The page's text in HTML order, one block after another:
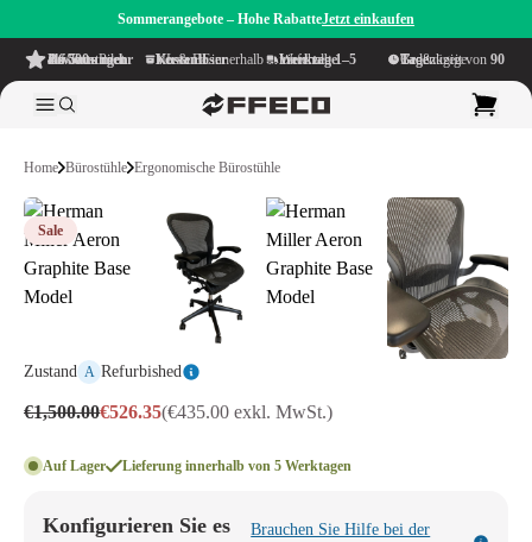
Sommerangebote – Hohe RabatteJetzt einkaufen
4.6/5
aus mehr als 500 Bewertungen
auf TrustPilot Kostenloser Versand
innerhalb NL & BE Lieferzeit innerhalb
1–5 Werktage Großzügige Bedenkzeit von
90 Tage
Home Bürostühle Ergonomische Bürostühle
Sale
Zustand A Refurbished
€1,500.00€526.35(€435.00 exkl. MwSt.)
Auf Lager Lieferung innerhalb von 5 Werktagen
Konfigurieren Sie es
Brauchen Sie Hilfe bei der